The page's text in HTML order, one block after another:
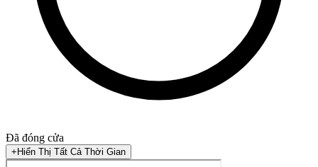
Đã đóng cửa
+Hiển Thị Tất Cả Thời Gian